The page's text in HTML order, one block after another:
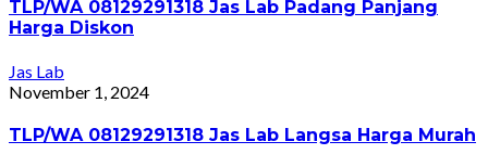
TLP/WA 08129291318 Jas Lab Padang Panjang
Harga Diskon
Jas Lab
November 1, 2024
TLP/WA 08129291318 Jas Lab Langsa Harga Murah